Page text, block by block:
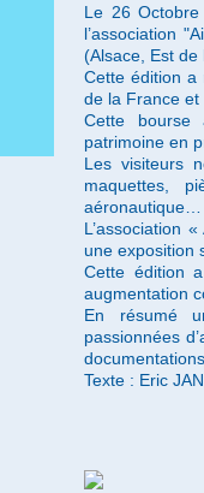
Le 26
l’association
(Alsace, Est
Cette édition a
de la France et
Cette bourse
patrimoine en
Les visiteurs
maquettes,
aéronautique…
L’association
une exposition
Cette édition
augmentation
En résumé
passionnées
Texte : Eric